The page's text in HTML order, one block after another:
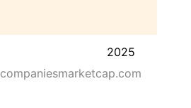
2025
companiesmarketcap.com